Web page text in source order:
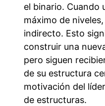
el binario. Cuando
máximo de
indirecto. Esto
construir una
pero siguen
de su estructura
motivación del
de estructuras.